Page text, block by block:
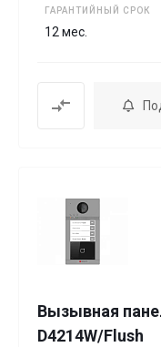
ГАРАНТИЙНЫЙ СРОК
12 мес.
Вызывная
D4214W/Flush